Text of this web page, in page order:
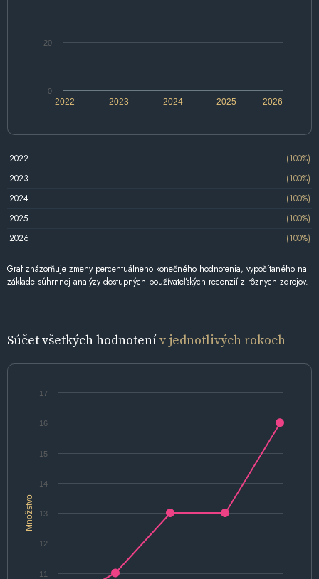
2022 2024 2026
2023 2025
0
20
2022
(100%)
2023
(100%)
2024
(100%)
2025
(100%)
2026
(100%)
Graf znázorňuje zmeny percentuálneho konečného hodnotenia, vypočítaného na
základe súhrnnej analýzy dostupných používateľských recenzií z rôznych zdrojov.
Súčet všetkých hodnotenív jednotlivých rokoch
Množstvo
11
12
13
14
15
16
17